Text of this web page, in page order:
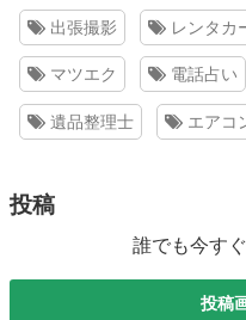
出張撮影 レンタカ
マツエク 電話占い
遺品整理士 エアコ
投稿
誰でも今す
投稿